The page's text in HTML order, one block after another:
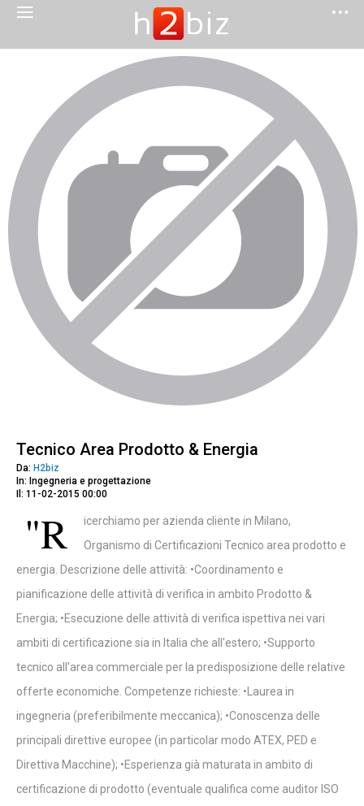
Tecnico Area Prodotto & Energia
Da: H2biz
In: Ingegneria e progettazione
Il: 11-02-2015 00:00
"R
icerchiamo per azienda cliente in Milano,
Organismo di Certificazioni Tecnico area prodotto e
energia. Descrizione delle attività: •Coordinamento e
pianificazione delle attività di verifica in ambito Prodotto &
Energia; •Esecuzione delle attività di verifica ispettiva nei vari
ambiti di certificazione sia in Italia che all'estero; •Supporto
tecnico all'area commerciale per la predisposizione delle relative
offerte economiche. Competenze richieste: •Laurea in
ingegneria (preferibilmente meccanica); •Conoscenza delle
principali direttive europee (in particolar modo ATEX, PED e
Direttiva Macchine); •Esperienza già maturata in ambito di
certificazione di prodotto (eventuale qualifica come auditor ISO